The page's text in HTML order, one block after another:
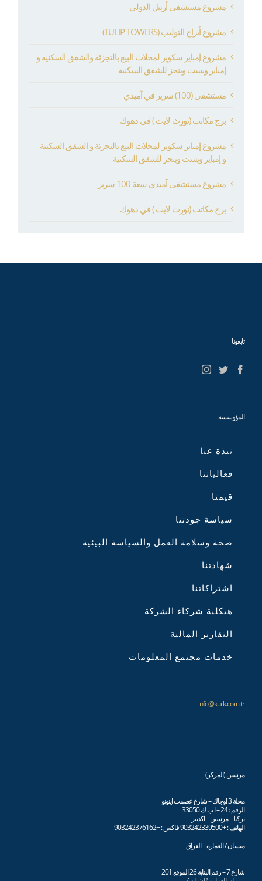
مشروع مستشفى أربيل الدولي
مشروع أبراج التوليب (TULIP TOWERS)
مشروع إمباير سكوير لمحلات البيع بالتجزئة والشقق السكنية و
إمباير ويست وينجز للشقق السكنية
مستشفى (100) سرير في آميدي
برج مكاتب (نورث لايت ) في دهوك
مشروع إمباير سكوير لمحلات البيع بالتجزئة و الشقق السكنية
و إمباير ويست وينجز للشقق السكنية
مشروع مستشفى آميدي سعة 100 سرير
برج مكاتب (نورث لايت ) في دهوك
تابعونا
المؤوسسة
نبذة عنا
فعالياتنا
قيمنا
سياسة جودتنا
صحة وسلامة العمل والسياسة البيئية
شهادتنا
اشتراكاتنا
هيكلية شركاء الشركة
التقارير المالية
خدمات مجتمع المعلومات
info@kurk.com.tr
مرسين (المركز)
محلة 3 اوجاك – شارع عصمت اينونو
الرقم : 24 – ا ب ك 33050
تركيا – مرسين – اكدنيز
الهاتف : +903242339500 فاكس : +903242376162
ميسان / العمارة – العراق
شارع 7 – رقم البناية 26 الموقع 201